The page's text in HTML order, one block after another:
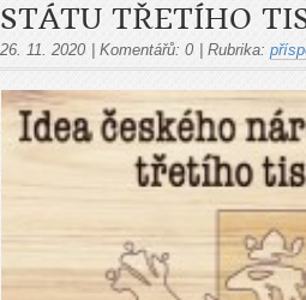
STÁTU TŘETÍHO
26. 11. 2020 | Komentářů: 0 | Rubrika: